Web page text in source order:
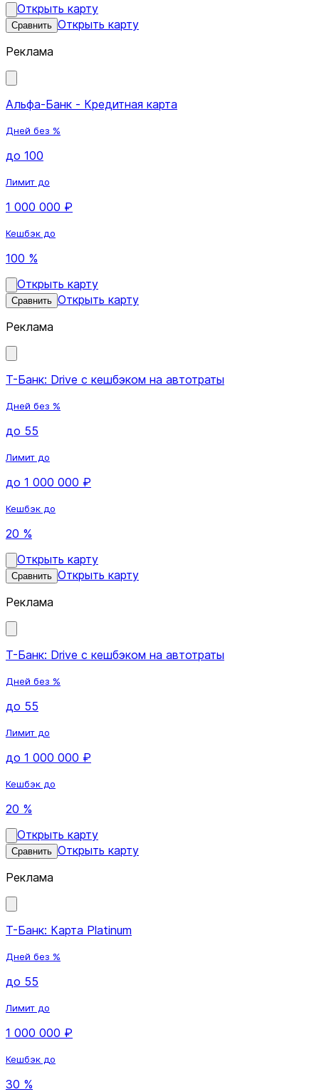
Открыть карту
Сравнить Открыть карту
Реклама
Альфа-Банк - Кредитная карта
Дней без %
до 100
Лимит до
1 000 000 ₽
Кешбэк до
100 %
Открыть карту
Сравнить Открыть карту
Реклама
Т-Банк: Drive с кешбэком на автотраты
Дней без %
до 55
Лимит до
до 1 000 000 ₽
Кешбэк до
20 %
Открыть карту
Сравнить Открыть карту
Реклама
Т-Банк: Drive с кешбэком на автотраты
Дней без %
до 55
Лимит до
до 1 000 000 ₽
Кешбэк до
20 %
Открыть карту
Сравнить Открыть карту
Реклама
Т-Банк: Карта Platinum
Дней без %
до 55
Лимит до
1 000 000 ₽
Кешбэк до
30 %